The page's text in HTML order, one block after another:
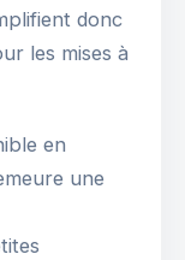
donc
les mises à
en
une